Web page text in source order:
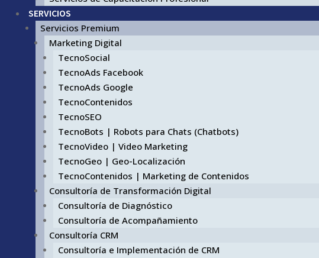
SERVICIOS
Servicios Premium
Marketing Digital
TecnoSocial
TecnoAds Facebook
TecnoAds Google
TecnoContenidos
TecnoSEO
TecnoBots | Robots para Chats (Chatbots)
TecnoVideo | Video Marketing
TecnoGeo | Geo-Localización
TecnoContenidos | Marketing de Contenidos
Consultoría de Transformación Digital
Consultoría de Diagnóstico
Consultoría de Acompañamiento
Consultoría CRM
Consultoría e Implementación de CRM